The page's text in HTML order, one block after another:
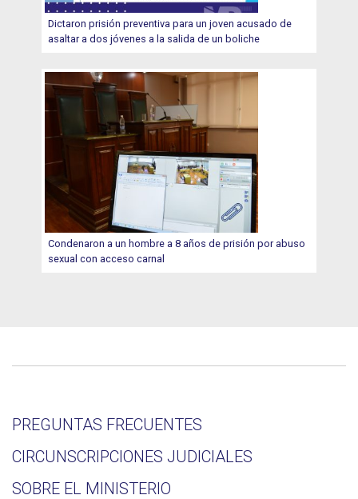
Dictaron prisión preventiva para un joven acusado de
asaltar a dos jóvenes a la salida de un boliche
Condenaron a un hombre a 8 años de prisión por abuso
sexual con acceso carnal
PREGUNTAS FRECUENTES
CIRCUNSCRIPCIONES JUDICIALES
SOBRE EL MINISTERIO